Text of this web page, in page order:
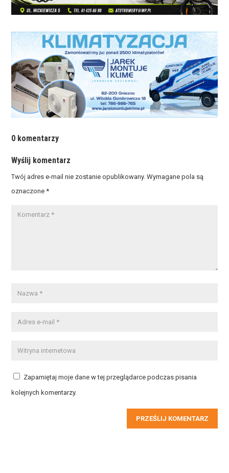
0 komentarzy
Wyślij komentarz
Twój adres e-mail nie zostanie opublikowany. Wymagane pola są
oznaczone*
Zapamiętaj moje dane w tej przeglądarce podczas pisania
kolejnych komentarzy.
PRZEŚLIJ KOMENTARZ